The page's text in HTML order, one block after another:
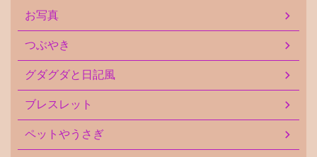
お写真
つぶやき
グダグダと日記風
ブレスレット
ペットやうさぎ